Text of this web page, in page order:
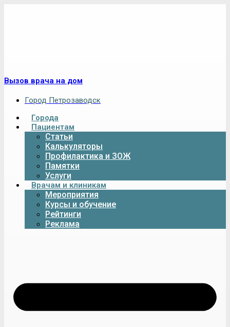
Вызов врача на дом
Город Петрозаводск
Города
Пациентам
Статьи
Калькуляторы
Профилактика и ЗОЖ
Памятки
Услуги
Врачам и клиникам
Мероприятия
Курсы и обучение
Рейтинги
Реклама